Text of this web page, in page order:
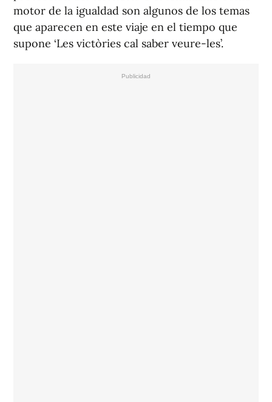
motor de la igualdad son algunos de los temas
que aparecen en este viaje en el tiempo que
supone ‘Les victòries cal saber veure-les’.